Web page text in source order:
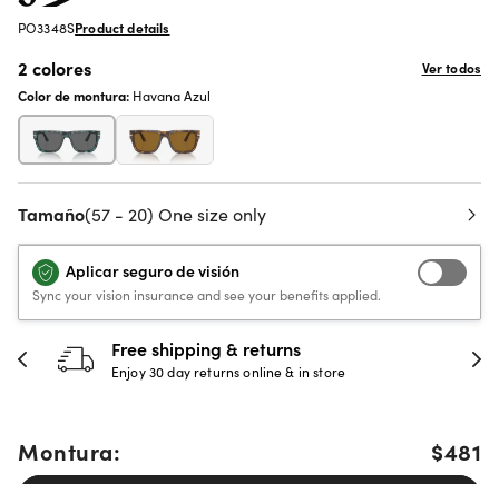
PO3348SProduct details
2 colores
Ver todos
Color de montura: Havana Azul
Tamaño(57 - 20) One size only
Aplicar seguro de visión
Sync your vision insurance and see your benefits applied.
30-day happiness guarantee
Full refund or replacement within 30 days
Montura: $481